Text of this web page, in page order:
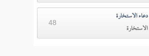
دعاء الاستخارة
الاستخارة
48